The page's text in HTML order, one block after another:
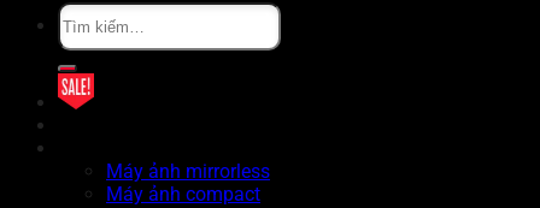
Tìm
kiếm:
Máy ảnh mirrorless
Máy ảnh compact